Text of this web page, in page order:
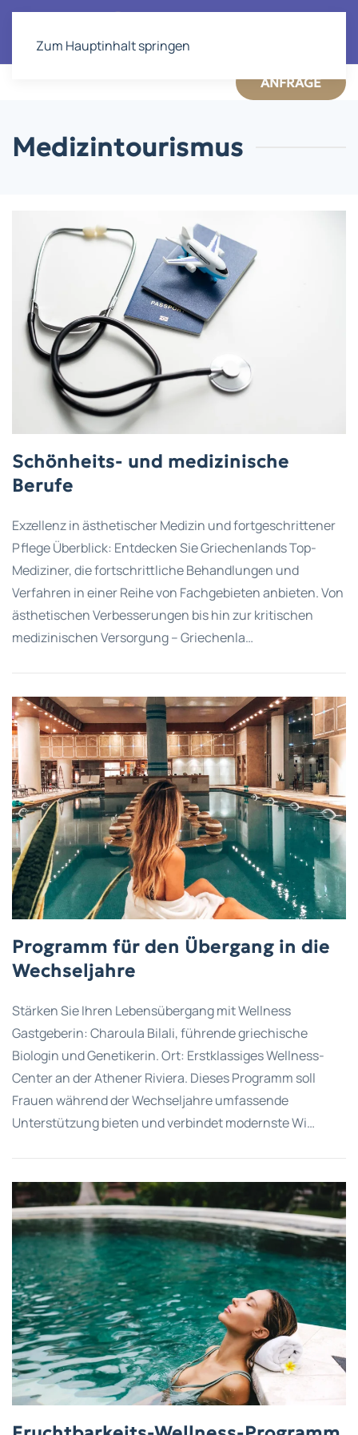
Zum Hauptinhalt springen
ANFRAGE
Medizintourismus
Schönheits- und medizinische
Berufe
Exzellenz in ästhetischer Medizin und fortgeschrittener
Pflege Überblick: Entdecken Sie Griechenlands Top-
Mediziner, die fortschrittliche Behandlungen und
Verfahren in einer Reihe von Fachgebieten anbieten. Von
ästhetischen Verbesserungen bis hin zur kritischen
medizinischen Versorgung – Griechenla…
Programm für den Übergang in die
Wechseljahre
Stärken Sie Ihren Lebensübergang mit Wellness
Gastgeberin: Charoula Bilali, führende griechische
Biologin und Genetikerin. Ort: Erstklassiges Wellness-
Center an der Athener Riviera. Dieses Programm soll
Frauen während der Wechseljahre umfassende
Unterstützung bieten und verbindet modernste Wi…